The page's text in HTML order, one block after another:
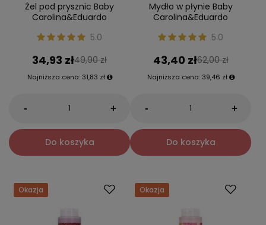
Żel pod prysznic Baby
Carolina&Eduardo
5.0
34,93 zł49,90 zł
Najniższa cena: 31,83 zł
- +
Do koszyka
Mydło w płynie Baby
Carolina&Eduardo
5.0
43,40 zł62,00 zł
Najniższa cena: 39,46 zł
- +
Do koszyka
Okazja Okazja